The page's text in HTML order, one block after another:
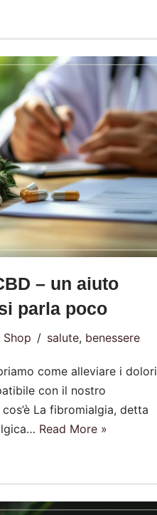
– un aiuto
parla poco
salute, benessere
come alleviare i dolori
con il nostro
La fibromialgia, detta
Read More »